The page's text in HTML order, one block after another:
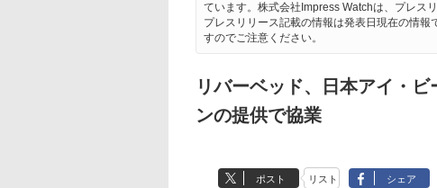
ています。株式会社Impress Watchは、プレス
プレスリリース記載の情報は発表日現在の情
すのでご注意ください。
リバーベッド、日本アイ・
ンの提供で協業
ポスト リスト シェア